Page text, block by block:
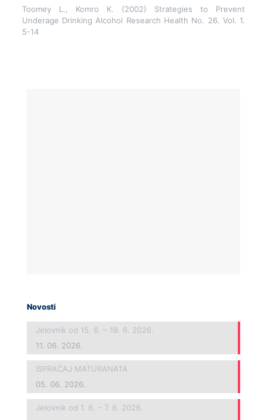
Toomey L., Komro K. (2002) Strategies to Prevent
Underage Drinking Alcohol Research Health No. 26. Vol. 1.
5-14
Novosti
Jelovnik od 15. 6. – 19. 6. 2026.
11. 06. 2026.
ISPRAĆAJ MATURANATA
05. 06. 2026.
Jelovnik od 1. 6. – 7. 6. 2026.